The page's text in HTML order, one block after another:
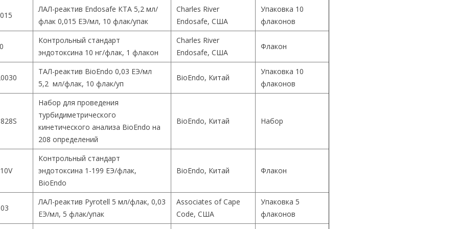
ЛАЛ-реактив Endosafe КТА 5,2 мл/
флак 0,015 ЕЭ/мл, 10 флак/упак
Charles River
Endosafe, США
Упаковка 10
флаконов
Контрольный стандарт
эндотоксина 10 нг/флак, 1 флакон
Charles River
Endosafe, США
Флакон
ТАЛ-реактив BioEndo 0,03 ЕЭ/мл
5,2 мл/флак, 10 флак/уп
BioEndo, Китай
Упаковка 10
флаконов
Набор для проведения
турбидиметрического
кинетического анализа BioEndo на
208 определений
BioEndo, Китай Набор
Контрольный стандарт
эндотоксина 1-199 ЕЭ/флак,
BioEndo
BioEndo, Китай Флакон
ЛАЛ-реактив Pyrotell 5 мл/флак, 0,03
ЕЭ/мл, 5 флак/упак
Associates of Cape
Code, США
Упаковка 5
флаконов